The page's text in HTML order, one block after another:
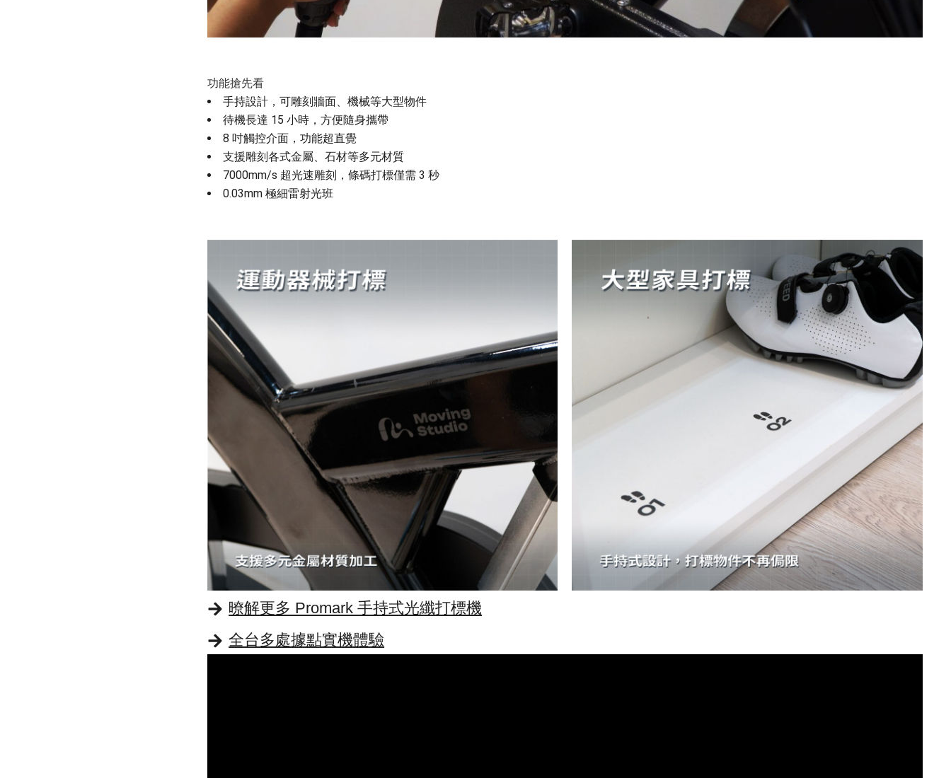
功能搶先看
手持設計，可雕刻牆面、機械等大型物件
待機長達 15 小時，方便隨身攜帶
8 吋觸控介面，功能超直覺
支援雕刻各式金屬、石材等多元材質
7000mm/s 超光速雕刻，條碼打標僅需 3 秒
0.03mm 極細雷射光班
暸解更多 Promark 手持式光纖打標機
全台多處據點實機體驗